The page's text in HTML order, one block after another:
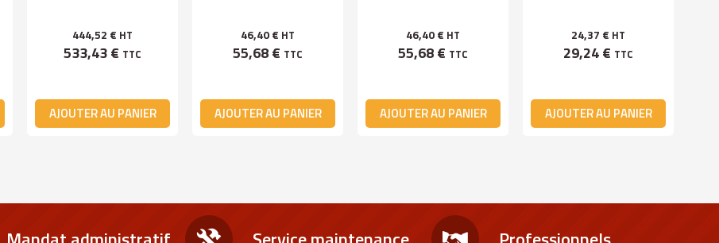
444,52 € HT
533,43 € TTC
AJOUTER AU PANIER
46,40 € HT
55,68 € TTC
AJOUTER AU PANIER
46,40 € HT
55,68 € TTC
AJOUTER AU PANIER
24,37 € HT
29,24 € TTC
AJOUTER AU PANIER